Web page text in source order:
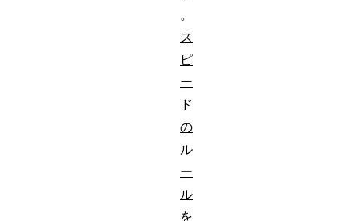
。
ス
ピ
ー
ド
の
ル
ー
ル
を